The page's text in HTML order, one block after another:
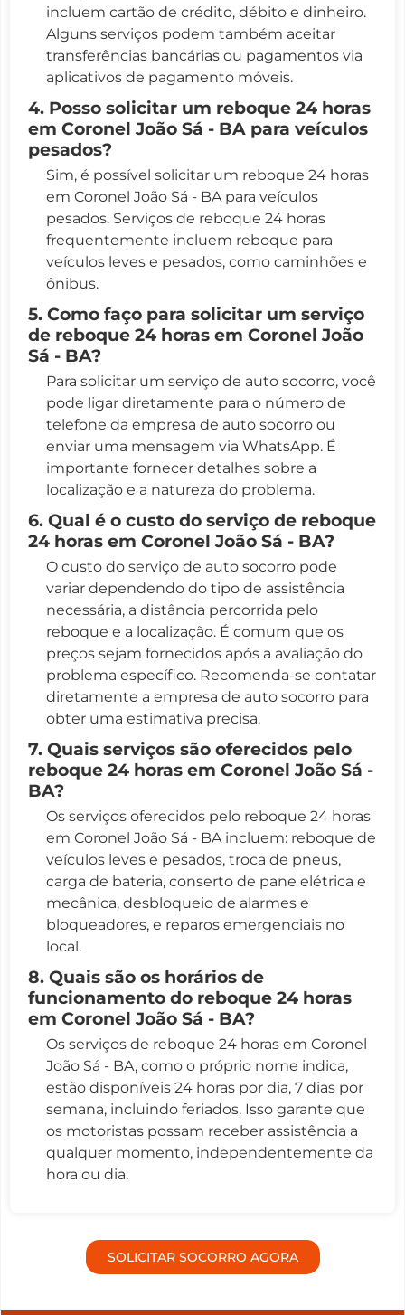
incluem cartão de crédito, débito e dinheiro.
Alguns serviços podem também aceitar
transferências bancárias ou pagamentos via
aplicativos de pagamento móveis.
4. Posso solicitar um reboque 24 horas
em Coronel João Sá - BA para veículos
pesados?
Sim, é possível solicitar um reboque 24 horas
em Coronel João Sá - BA para veículos
pesados. Serviços de reboque 24 horas
frequentemente incluem reboque para
veículos leves e pesados, como caminhões e
ônibus.
5. Como faço para solicitar um serviço
de reboque 24 horas em Coronel João
Sá - BA?
Para solicitar um serviço de auto socorro, você
pode ligar diretamente para o número de
telefone da empresa de auto socorro ou
enviar uma mensagem via WhatsApp. É
importante fornecer detalhes sobre a
localização e a natureza do problema.
6. Qual é o custo do serviço de reboque
24 horas em Coronel João Sá - BA?
O custo do serviço de auto socorro pode
variar dependendo do tipo de assistência
necessária, a distância percorrida pelo
reboque e a localização. É comum que os
preços sejam fornecidos após a avaliação do
problema específico. Recomenda-se contatar
diretamente a empresa de auto socorro para
obter uma estimativa precisa.
7. Quais serviços são oferecidos pelo
reboque 24 horas em Coronel João Sá -
BA?
Os serviços oferecidos pelo reboque 24 horas
em Coronel João Sá - BA incluem: reboque de
veículos leves e pesados, troca de pneus,
carga de bateria, conserto de pane elétrica e
mecânica, desbloqueio de alarmes e
bloqueadores, e reparos emergenciais no
local.
8. Quais são os horários de
funcionamento do reboque 24 horas
em Coronel João Sá - BA?
Os serviços de reboque 24 horas em Coronel
João Sá - BA, como o próprio nome indica,
estão disponíveis 24 horas por dia, 7 dias por
semana, incluindo feriados. Isso garante que
os motoristas possam receber assistência a
qualquer momento, independentemente da
hora ou dia.
SOLICITAR SOCORRO AGORA